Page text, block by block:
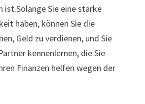
ist.Solange Sie eine starke
haben, können Sie die
Geld zu verdienen, und Sie
kennenlernen, die Sie
Finanzen helfen wegen der